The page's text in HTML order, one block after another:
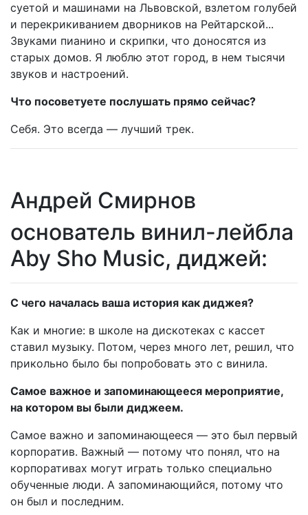
суетой и машинами на Львовской, взлетом голубей
и перекрикиванием дворников на Рейтарской...
Звуками пианино и скрипки, что доносятся из
старых домов. Я люблю этот город, в нем тысячи
звуков и настроений.
Что посоветуете послушать прямо сейчас?
Себя. Это всегда — лучший трек.
Андрей Смирнов
основатель винил-лейбла
Aby Sho Music, диджей:
С чего началась ваша история как диджея?
Как и многие: в школе на дискотеках с кассет
ставил музыку. Потом, через много лет, решил, что
прикольно было бы попробовать это с винила.
Самое важное и запоминающееся мероприятие,
на котором вы были диджеем.
Самое важно и запоминающееся — это был первый
корпоратив. Важный — потому что понял, что на
корпоративах могут играть только специально
обученные люди. А запоминающийся, потому что
он был и последним.